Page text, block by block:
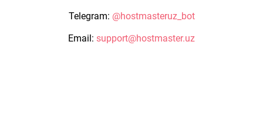
Telegram: @hostmasteruz_bot
Email: support@hostmaster.uz